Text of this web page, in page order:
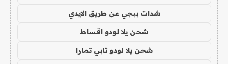
شدات ببجي عن طريق الايدي
شحن يلا لودو اقساط
شحن يلا لودو تابي تمارا